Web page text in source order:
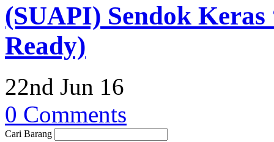
(SUAPI) Sendok
Ready)
22nd Jun 16
0 Comments
Cari Barang